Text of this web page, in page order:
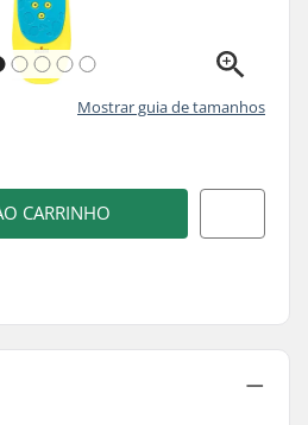
Mostrar guia de tamanhos
CARRINHO